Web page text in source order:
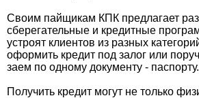
Своим пайщикам КПК предлагает
сберегательные и кредитные
устроят клиентов из разных
оформить кредит под залог или
заем по одному документу - паспорту.
Получить кредит могут не только